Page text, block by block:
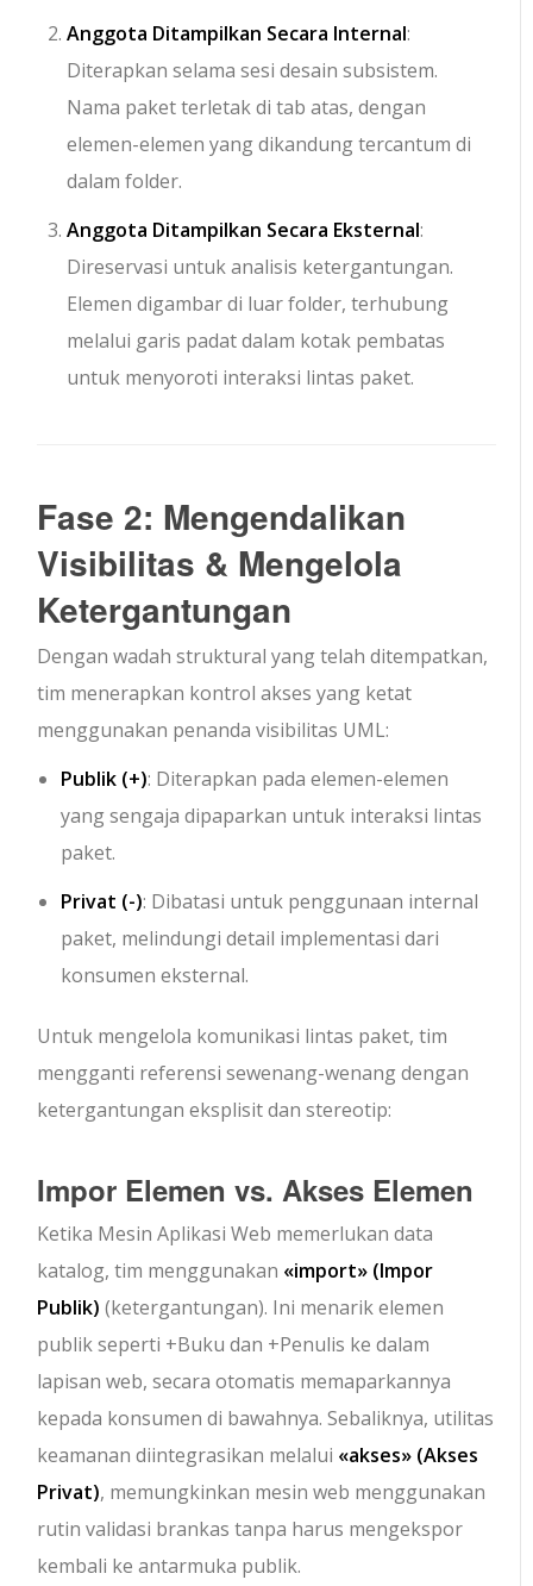
Anggota Ditampilkan Secara Internal:
Diterapkan selama sesi desain subsistem.
Nama paket terletak di tab atas, dengan
elemen-elemen yang dikandung tercantum di
dalam folder.
Anggota Ditampilkan Secara Eksternal:
Direservasi untuk analisis ketergantungan.
Elemen digambar di luar folder, terhubung
melalui garis padat dalam kotak pembatas
untuk menyoroti interaksi lintas paket.
Fase 2: Mengendalikan
Visibilitas & Mengelola
Ketergantungan
Dengan wadah struktural yang telah ditempatkan,
tim menerapkan kontrol akses yang ketat
menggunakan penanda visibilitas UML:
Publik (+): Diterapkan pada elemen-elemen
yang sengaja dipaparkan untuk interaksi lintas
paket.
Privat (-): Dibatasi untuk penggunaan internal
paket, melindungi detail implementasi dari
konsumen eksternal.
Untuk mengelola komunikasi lintas paket, tim
mengganti referensi sewenang-wenang dengan
ketergantungan eksplisit dan stereotip:
Impor Elemen vs. Akses Elemen
Ketika Mesin Aplikasi Web memerlukan data
katalog, tim menggunakan «import» (Impor
Publik) (ketergantungan). Ini menarik elemen
publik seperti +Buku dan +Penulis ke dalam
lapisan web, secara otomatis memaparkannya
kepada konsumen di bawahnya. Sebaliknya, utilitas
keamanan diintegrasikan melalui «akses» (Akses
Privat), memungkinkan mesin web menggunakan
rutin validasi brankas tanpa harus mengekspor
kembali ke antarmuka publik.